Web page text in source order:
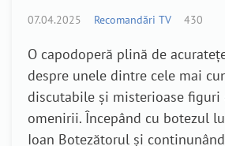
07.04.2025 Recomandări TV 430
O capodoperă plină de
despre unele dintre cele mai
discutabile și misterioase
omenirii. Începând cu botezul
Ioan Botezătorul și